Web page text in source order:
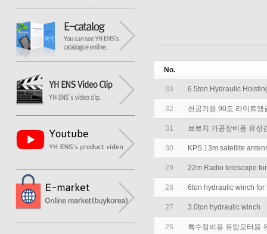
No.
33 6.5ton Hydraulic
32 천공기용 90도 라이트
31 브로치 가공장비용 유성
30 KPS 13m satellite
29 22m Radio telescope
28 6ton hydraulic winch for
27 3.0ton hydraulic winch
26 특수장비용 유압모터용